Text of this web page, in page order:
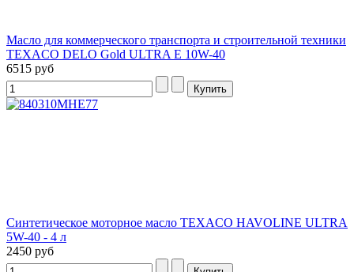
Масло для коммерческого транспорта и строительной техники
TEXACO DELO Gold ULTRA E 10W-40
6515 руб
Синтетическое моторное масло TEXACO HAVOLINE ULTRA
5W-40 - 4 л
2450 руб